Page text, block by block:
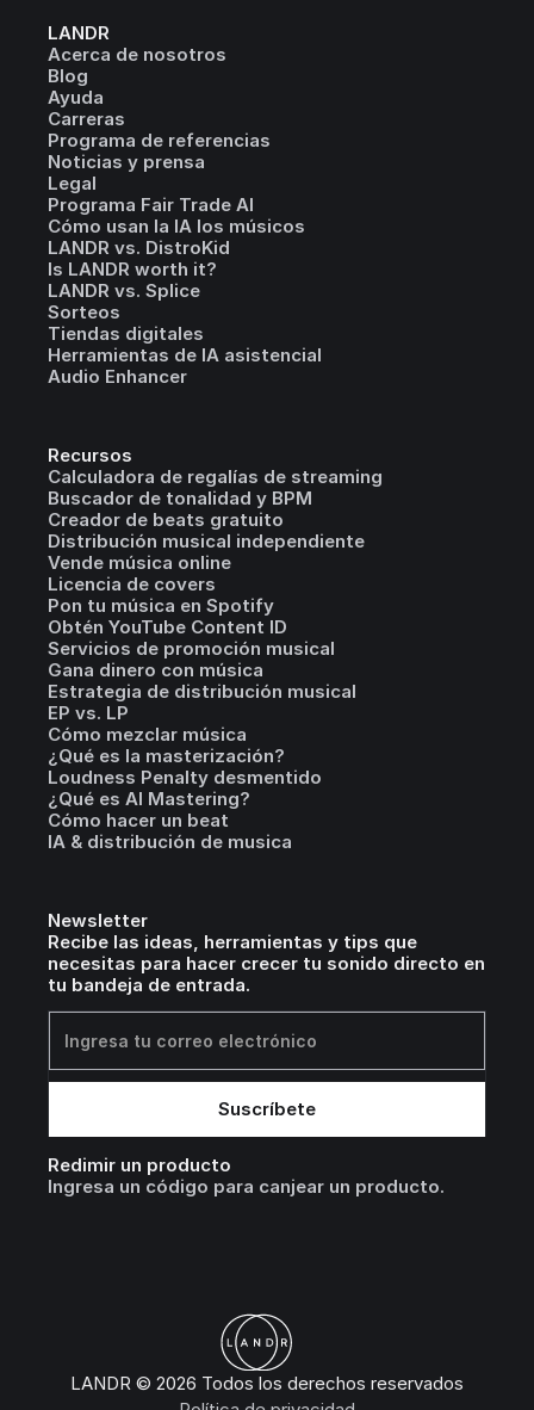
LANDR
Acerca de nosotros
Blog
Ayuda
Carreras
Programa de referencias
Noticias y prensa
Legal
Programa Fair Trade AI
Cómo usan la IA los músicos
LANDR vs. DistroKid
Is LANDR worth it?
LANDR vs. Splice
Sorteos
Tiendas digitales
Herramientas de IA asistencial
Audio Enhancer
Recursos
Calculadora de regalías de streaming
Buscador de tonalidad y BPM
Creador de beats gratuito
Distribución musical independiente
Vende música online
Licencia de covers
Pon tu música en Spotify
Obtén YouTube Content ID
Servicios de promoción musical
Gana dinero con música
Estrategia de distribución musical
EP vs. LP
Cómo mezclar música
¿Qué es la masterización?
Loudness Penalty desmentido
¿Qué es AI Mastering?
Cómo hacer un beat
IA & distribución de musica
Newsletter
Recibe las ideas, herramientas y tips que
necesitas para hacer crecer tu sonido directo en
tu bandeja de entrada.
Redimir un producto
Ingresa un código para canjear un producto.
LANDR © 2026 Todos los derechos reservados